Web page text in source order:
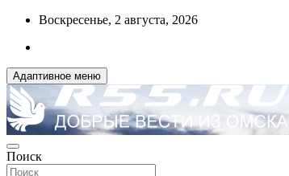
Перейти
содержимому
Воскресенье, 2 августа, 2026
Адаптивное меню
R55.RU
ДОБРЫЕ ВЕСТИ ИЗ ОМСКА
Поиск